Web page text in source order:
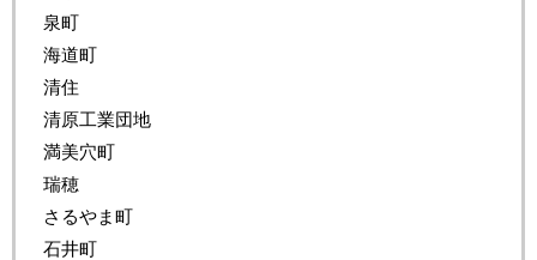
泉町
海道町
清住
清原工業団地
満美穴町
瑞穂
さるやま町
石井町